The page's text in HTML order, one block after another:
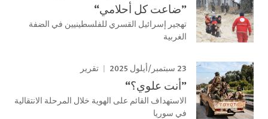
”ضاعت كل أحلامي“
تهجير إسرائيل القسري للفلسطينيين في الضفة
الغربية
23 سبتمبر/أيلول 2025 تقرير
”أنت علوي؟“
الاستهداف القائم على الهوية خلال المرحلة الانتقالية
في سوريا